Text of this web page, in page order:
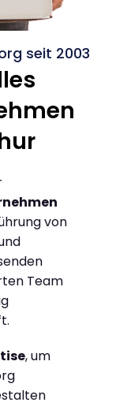
seit 2003
von
Team
, um